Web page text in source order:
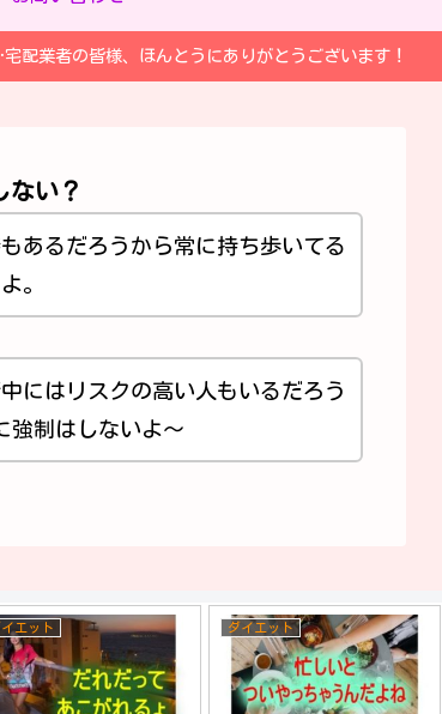
配業者の皆様、ほんとうにありがとうございます！
ない？
あるだろうから常に持ち歩いてる
よ。
にはリスクの高い人もいるだろう
強制はしないよ～
イエット ダイエット